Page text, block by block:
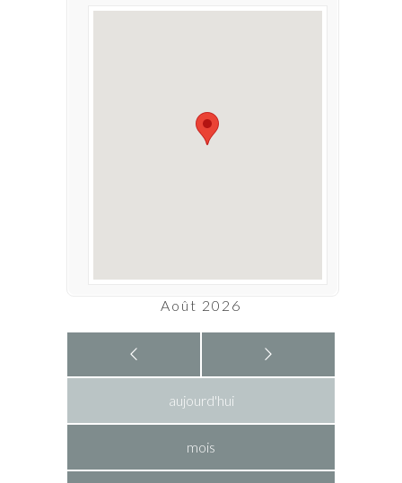
Août 2026
aujourd'hui
mois